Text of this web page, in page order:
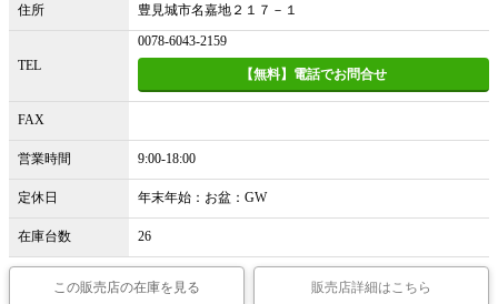
住所 豊見城市名嘉地２１７－１
TEL
0078-6043-2159
【無料】電話でお問合せ
FAX
営業時間 9:00-18:00
定休日 年末年始：お盆：GW
在庫台数 26
この販売店の在庫を見る 販売店詳細はこちら